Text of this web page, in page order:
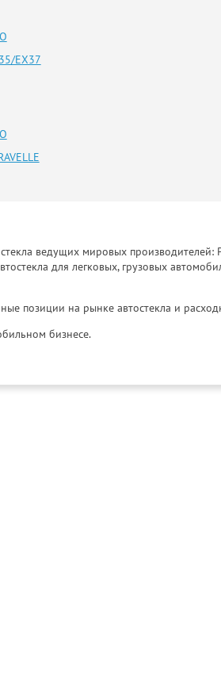
EX37
ведущих мировых производителей:
для легковых, грузовых
позиции на рынке автостекла и
бизнесе.